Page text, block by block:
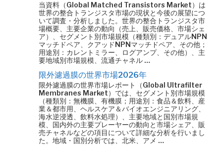
当資料（Global Matched Transistors Market）は
世界の整合トランジスタ市場の現状と今後の展望につ
いて調査・分析しました。世界の整合トランジスタ市
場概要、主要企業の動向（売上、販売価格、市場シェ
ア）、セグメント別市場規模（種類別：デュアルNPN
マッチドペア、クアッドNPNマッチドペア、その他；
用途別：カレントミラー、ログアンプ、その他）、主
要地域別市場規模、流通チャネル …
限外濾過膜の世界市場2026年
限外濾過膜の世界市場レポート（Global Ultrafilter
Membranes Market）では、セグメント別市場規模
（種類別：無機膜、有機膜；用途別：食品＆飲料、産
業＆都市用、ヘルスケア＆バイオエンジニアリング、
海水逆浸透、飲料水処理）、主要地域と国別市場規
模、国内外の主要プレーヤーの動向と市場シェア、販
売チャネルなどの項目について詳細な分析を行いまし
た。地域・国別分析では、北米、アメ …